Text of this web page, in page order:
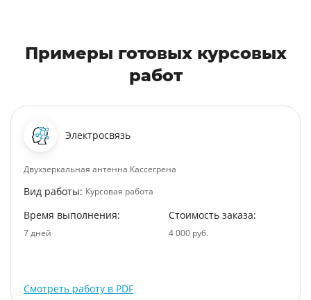
Примеры готовых курсовых
работ
Электросвязь
Двухзеркальная антенна Кассегрена
Вид работы: Курсовая работа
Время выполнения:
7 дней
Стоимость заказа:
4 000 руб.
Смотреть работу в PDF